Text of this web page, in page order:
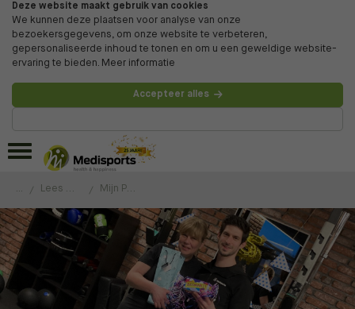
Deze website maakt gebruik van cookies
We kunnen deze plaatsen voor analyse van onze
bezoekersgegevens, om onze website te verbeteren,
gepersonaliseerde inhoud te tonen en om u een geweldige website-
ervaring te bieden. Meer informatie
Accepteer alles
... Lees de ervaringen van onze klanten Mijn Personal Trainer verdiend een lintje!